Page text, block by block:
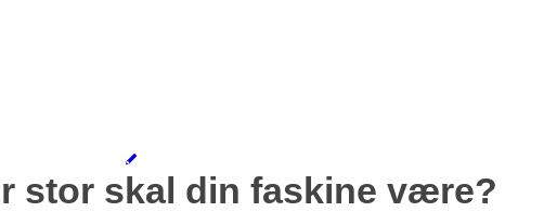
stor skal din faskine være?